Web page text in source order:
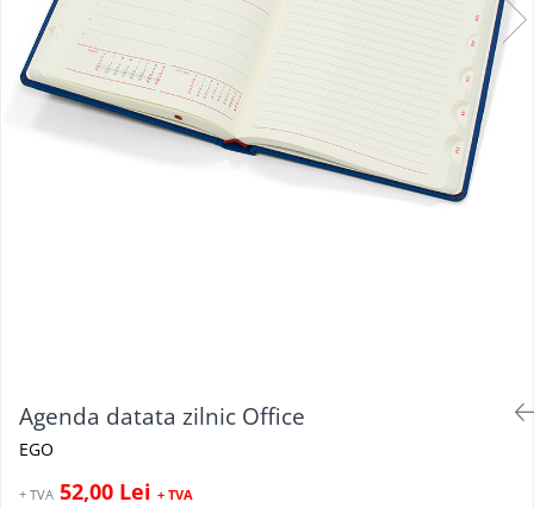
Agenda datata zilnic Office
EGO
+ TVA 52,00 Lei + TVA